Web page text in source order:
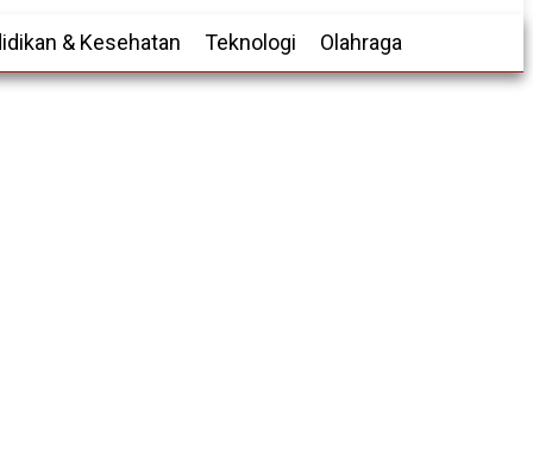
& Kesehatan Teknologi Olahraga